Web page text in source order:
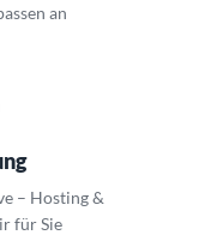
an
– Hosting &
für Sie